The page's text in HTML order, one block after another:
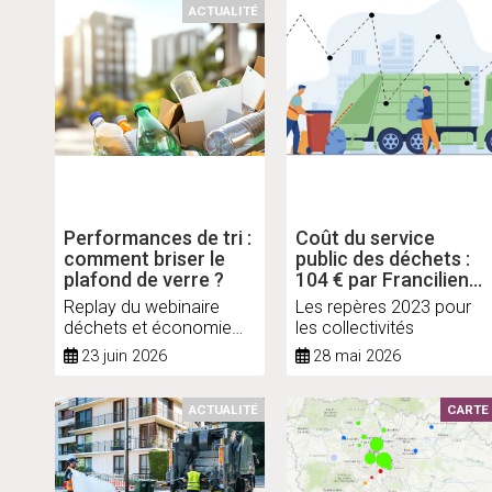
Performances de tri :
comment briser le
plafond de verre ?
ACTUALITÉ
Replay du webinaire
déchets et économie
circulaire de l'Institut
Paris Region
23 juin 2026
Coût du service
public des déchets :
104 € par Francilien
en 2023
Les repères 2023 pour
les collectivités
28 mai 2026
ACTUALITÉ CARTE